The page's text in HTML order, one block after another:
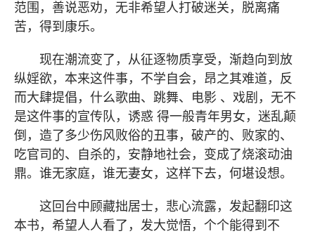
范围，善说恶劝，无非希望人打破迷关，脱离痛
苦，得到康乐。
现在潮流变了，从征逐物质享受，渐趋向到放
纵婬欲，本来这件事，不学自会，昂之其难道，反
而大肆提倡，什么歌曲、跳舞、电影 、戏剧，无不
是这件事的宣传队，诱惑 得一般青年男女，迷乱颠
倒，造了多少伤风败俗的丑事，破产的、败家的、
吃官司的、自杀的，安静地社会，变成了烧滚动油
鼎。谁无家庭，谁无妻女，这样下去，何堪设想。
这回台中顾藏拙居士，悲心流露，发起翻印这
本书，希望人人看了，发大觉悟，个个能得到不